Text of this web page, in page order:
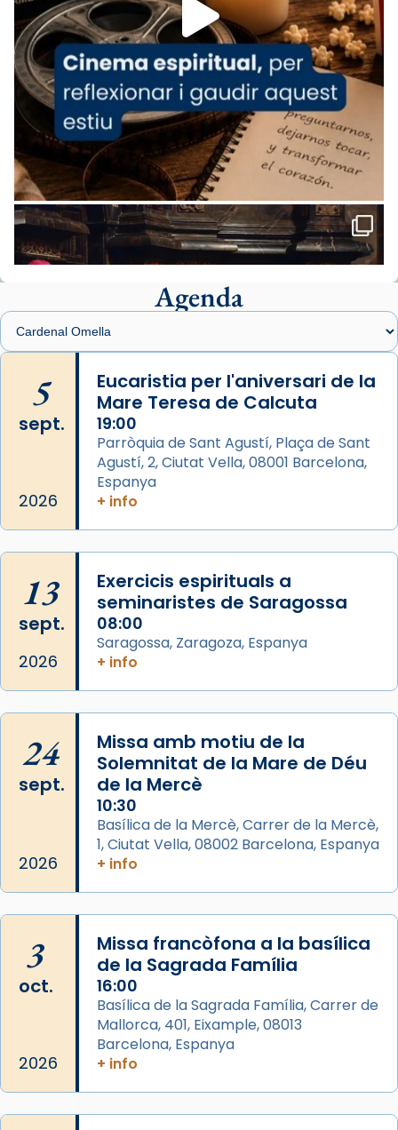
View on Facebook · Share
Arquebisbat de Barcelona
2 weeks ago
«Avui les santes Juliana i Semproniana ens
ajuden a alçar la mirada»
Mons. Sergi Gordo, bisbe de Tortosa, ha
presidit aquest 27 de juliol la missa de Les
Santes de Mataró.
🔗tinyurl.com/cvu5jmbk
📸 J. Merino
de Barcelona.
2 weeks ago
Aquest dilluns, 27 de juliol, ha tingut lloc la
missa d’acció de gràcies en agraïment al
comitè organitzador de la visita apostòlica
del Sant Pare Lleó XIV a Barcelona, i als
L’arquebisbe de Barcelona, el cardenal Joan
Josep Omella, ha presidit la missa i l’ha
concelebrat el bisbe auxiliar de Barcelona,
Mons. David Abadías.
📸 Dr. G. Simón
Arquebisbat de Barcelona
2 weeks ago
Memòria de les santes Juliana i
Semproniana, verges i màrtirs.
Acompanyant la història de sant Cugat, a
partir de l’Edat Mitjana sorgeix la tradició
que les santes Juliana (“relatiu a Júlia”) i
Semproniana (“relatiu a Semprònia =
eterna”) són deixebles seves. I l’any 1667, el
frare Joan Gaspar Roig, afirma en una obra
que les santes són filles de l’antiga Iluro.
Mataró en reivindicarà les relíq
Foto
Agenda
5
sept.
2026
Eucaristia per l'aniversari de la
Mare Teresa de Calcuta
19:00
Parròquia de Sant Agustí, Plaça de Sant
Agustí, 2, Ciutat Vella, 08001 Barcelona,
Espanya
+ info
13
sept.
2026
Exercicis espirituals a
seminaristes de Saragossa
08:00
Saragossa, Zaragoza, Espanya
+ info
24
sept.
2026
Missa amb motiu de la
Solemnitat de la Mare de Déu
de la Mercè
10:30
Basílica de la Mercè, Carrer de la Mercè,
1, Ciutat Vella, 08002 Barcelona, Espanya
+ info
3
oct.
2026
Missa francòfona a la basílica
de la Sagrada Família
16:00
Basílica de la Sagrada Família, Carrer de
Mallorca, 401, Eixample, 08013
Barcelona, Espanya
+ info